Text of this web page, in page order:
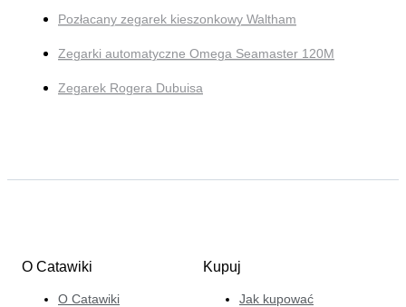
Pozłacany zegarek kieszonkowy Waltham
Zegarki automatyczne Omega Seamaster 120M
Zegarek Rogera Dubuisa
O Catawiki
O Catawiki
Kupuj
Jak kupować